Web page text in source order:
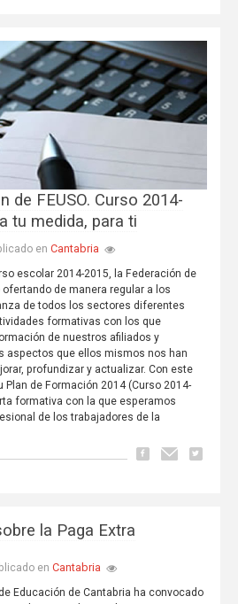
de FEUSO. Curso 2014-
tu medida, para ti
en Cantabria
escolar 2014-2015, la Federación de
ofertando de manera regular a los
de todos los sectores diferentes
formativas con los que
de nuestros afiliados y
aspectos que ellos mismos nos han
profundizar y actualizar. Con este
Plan de Formación 2014 (Curso 2014-
formativa con la que esperamos
de los trabajadores de la
la Paga Extra
en Cantabria
Educación de Cantabria ha convocado